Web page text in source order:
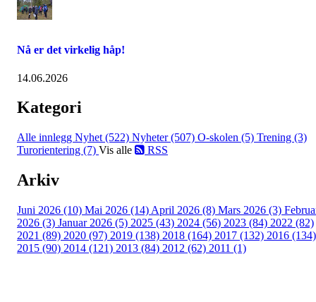
Nå er det virkelig håp!
14.06.2026
Kategori
Alle innlegg Nyhet (522) Nyheter (507) O-skolen (5) Trening (3)
Turorientering (7) Vis alle RSS
Arkiv
Juni 2026 (10) Mai 2026 (14) April 2026 (8) Mars 2026 (3)
2026 (3) Januar 2026 (5) 2025 (43) 2024 (56) 2023 (84) 2022 (82)
2021 (89) 2020 (97) 2019 (138) 2018 (164) 2017 (132) 2016 (134)
2015 (90) 2014 (121) 2013 (84) 2012 (62) 2011 (1)